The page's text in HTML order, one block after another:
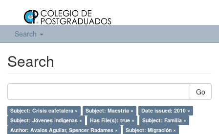
Search
Search
Go
Subject: Crisis cafetalera × Subject: Maestría ×
Date issued: 2010 ×
Subject: Jóvenes indígenas ×
Has File(s): true ×
Subject: Familia ×
Author: Avalos Aguilar, Spencer Radames ×
Subject: Migración ×